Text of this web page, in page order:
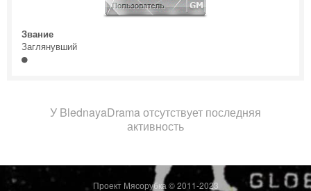
Звание
Заглянувший
У BlednayaDrama отсутствует последняя
активность
Проект Мясорубка © 2011-2023